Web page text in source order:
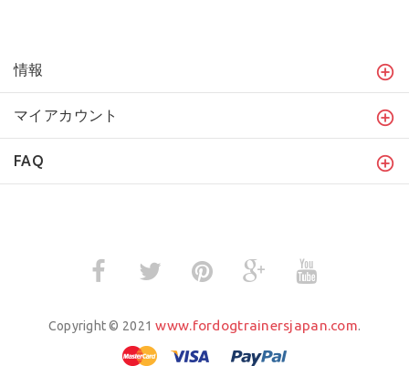
情報
マイアカウント
FAQ
Copyright © 2021www.fordogtrainersjapan.com.